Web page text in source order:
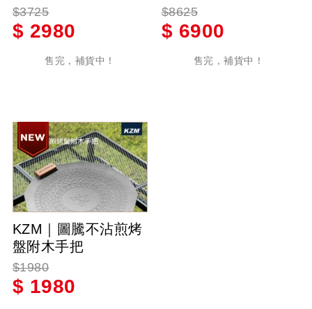
時尚簡約不鏽鋼單口
爐(ARC-2022) 野炊
露營
$3725
$ 2980
售完，補貨中！
放射3.4KW可攜式煤
油暖爐-韓國製造
$8625
$ 6900
售完，補貨中！
KZM｜圖騰不沾煎烤
盤附木手把
$1980
$ 1980